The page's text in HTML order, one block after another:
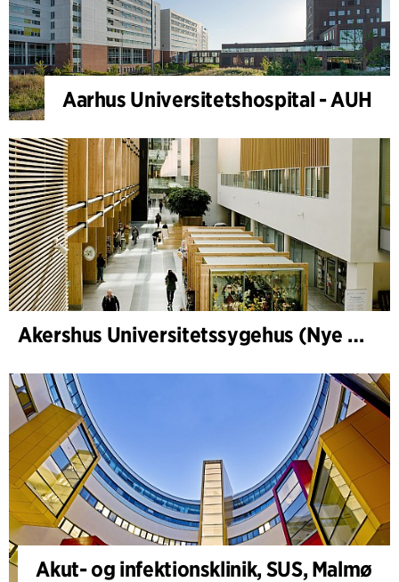
Aarhus Universitetshospital - AUH
Akershus Universitetssygehus (Nye Ahus)
Akut- og infektionsklinik, SUS, Malmø